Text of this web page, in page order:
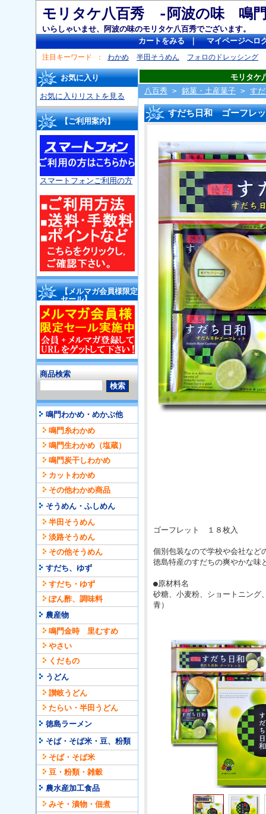
モリタケ八百秀 -阿波の味
いらしゃいませ、阿波の味のモリタケ八百秀でございます。
カートをみる｜ マイページへロ
注目キーワード わかめ 半田そうめん フォロのドレッシング
お気に入り
お気に入りリストを見る
【ご利用案内】
スマートフォンご利用の方
【メルマガ会員様限定
セール】
商品検索
鳴門わかめ・めかぶ他
鳴門糸わかめ
鳴門生わかめ（塩蔵）
鳴門炭干しわかめ
カットわかめ
その他わかめ商品
そうめん・ふしめん
半田そうめん
淡路そうめん
その他そうめん
すだち、ゆず
すだち・ゆず
ぽん酢、調味料
農産物
鳴門金時 里むすめ
やさい
くだもの
うどん
讃岐うどん
たらい・半田うどん
徳島ラーメン
そば・そば米・豆、粉類
そば・そば米
豆・粉類・雑穀
農水産加工食品
みそ・漬物・佃煮
モリタケ
八百秀 > 銘菓・土産菓子 > す
すだち日和 ゴーフレ
ゴーフレット １８枚入
個別包装なので学校や会社な
徳島特産のすだちの爽やかな味
●原材料名
砂糖、小麦粉、ショートニング
青）